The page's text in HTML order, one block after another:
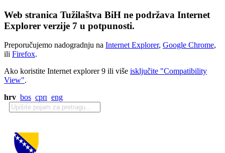
Web stranica Tužilaštva BiH ne podržava Internet
Explorer verzije 7 u potpunosti.
Preporučujemo nadogradnju na Internet Explorer, Google Chrome,
ili Firefox.
Ako koristite Internet explorer 9 ili više isključite "Compatibility
View".
hrv bos срп eng